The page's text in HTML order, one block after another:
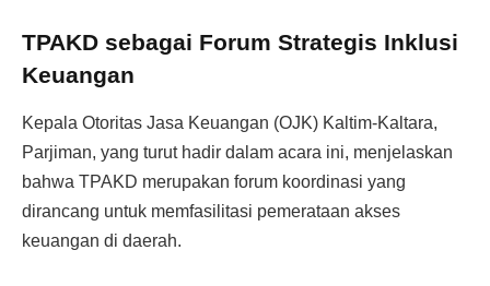
TPAKD sebagai Forum Strategis Inklusi
Keuangan
Kepala Otoritas Jasa Keuangan (OJK) Kaltim-Kaltara,
Parjiman, yang turut hadir dalam acara ini, menjelaskan
bahwa TPAKD merupakan forum koordinasi yang
dirancang untuk memfasilitasi pemerataan akses
keuangan di daerah.